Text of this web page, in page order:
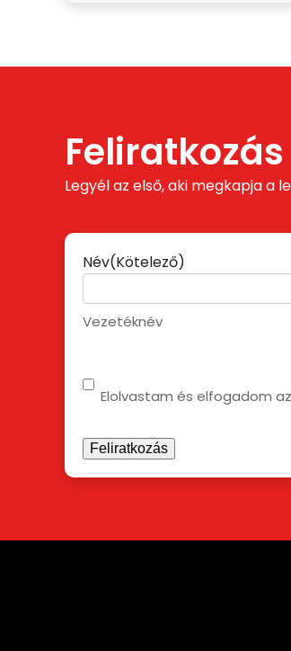
Feliratkozás
Legyél az első, aki megkapja a
Név(Kötelező)
Vezetéknév
Adatvédelem (Kötelező)
Elolvastam és elfogadom az